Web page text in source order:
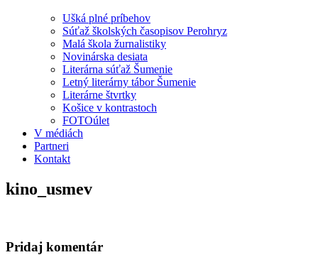
Ušká plné príbehov
Súťaž školských časopisov Perohryz
Malá škola žurnalistiky
Novinárska desiata
Literárna súťaž Šumenie
Letný literárny tábor Šumenie
Literárne štvrtky
Košice v kontrastoch
FOTOúlet
V médiách
Partneri
Kontakt
kino_usmev
Pridaj komentár